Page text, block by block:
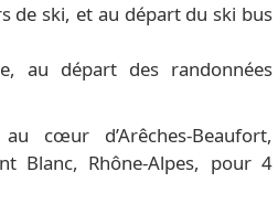
de ski, et au départ du ski bus
au départ des randonnées
cœur d’Arêches-Beaufort,
Blanc, Rhône-Alpes, pour 4